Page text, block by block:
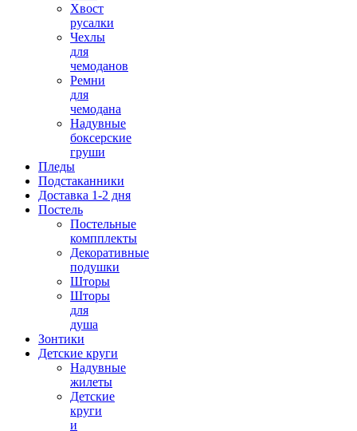
Хвост
русалки
Чехлы
для
чемоданов
Ремни
для
чемодана
Надувные
боксерские
груши
Пледы
Подстаканники
Доставка 1-2 дня
Постель
Постельные
компплекты
Декоративные
подушки
Шторы
Шторы
для
душа
Зонтики
Детские круги
Надувные
жилеты
Детские
круги
и